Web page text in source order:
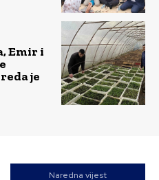
Emir i
je
Naredna vijest